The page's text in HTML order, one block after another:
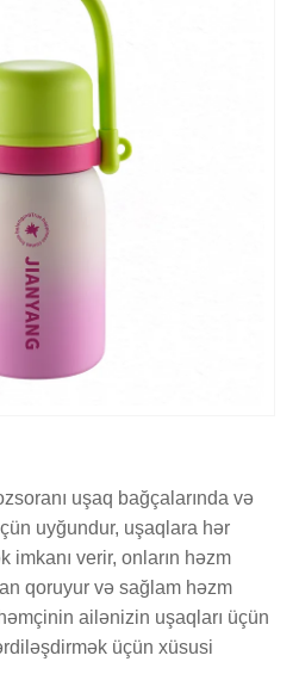
uşaq bağçalarında və
uyğundur, uşaqlara hər
imkanı verir, onların həzm
qoruyur və sağlam həzm
ailənizin uşaqları üçün
üçün xüsusi